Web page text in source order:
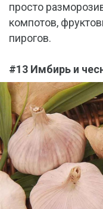
просто
компотов,
пирогов.
#13 Имбирь и